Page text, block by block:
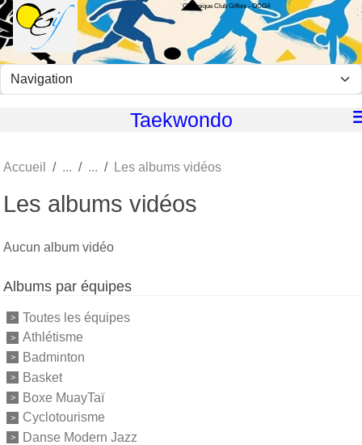
Olympique Club Giffois - OCGif
Taekwondo
Accueil Les albums vidéos
Les albums vidéos
Aucun album vidéo
Albums par équipes
Toutes les équipes
Athlétisme
Badminton
Basket
Boxe MuayTaï
Cyclotourisme
Danse Modern Jazz
Panneau de gestion des cookies